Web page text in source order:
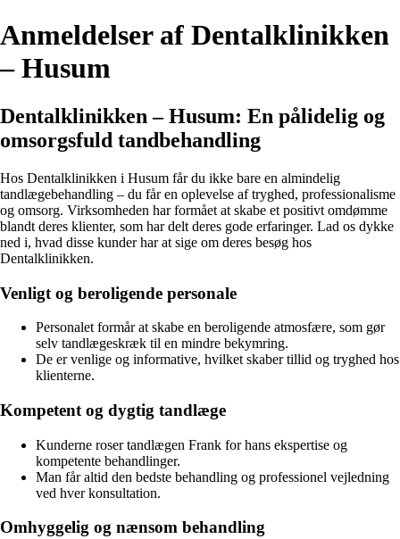
Anmeldelser af Dentalklinikken
– Husum
Dentalklinikken – Husum: En pålidelig og
omsorgsfuld tandbehandling
Hos Dentalklinikken i Husum får du ikke bare en almindelig
tandlægebehandling – du får en oplevelse af tryghed, professionalisme
og omsorg. Virksomheden har formået at skabe et positivt omdømme
blandt deres klienter, som har delt deres gode erfaringer. Lad os dykke
ned i, hvad disse kunder har at sige om deres besøg hos
Dentalklinikken.
Venligt og beroligende personale
Personalet formår at skabe en beroligende atmosfære, som gør
selv tandlægeskræk til en mindre bekymring.
De er venlige og informative, hvilket skaber tillid og tryghed hos
klienterne.
Kompetent og dygtig tandlæge
Kunderne roser tandlægen Frank for hans ekspertise og
kompetente behandlinger.
Man får altid den bedste behandling og professionel vejledning
ved hver konsultation.
Omhyggelig og nænsom behandling